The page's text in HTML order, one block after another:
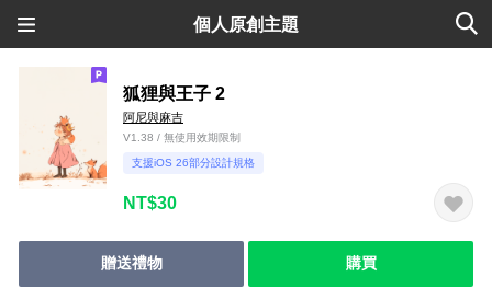
個人原創主題
狐狸與王子 2
阿尼與麻吉
V1.38 / 無使用效期限制
支援iOS 26部分設計規格
NT$30
贈送禮物 購買